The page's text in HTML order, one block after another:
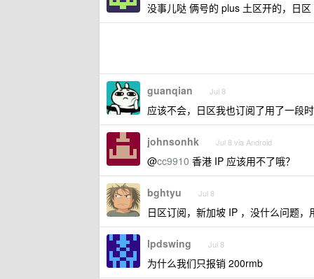
没事儿哒 俩号的 plus 土区开的，日
guanqian Jul 8
应该不会，日区我也订阅了用了一段时
johnsonhk Jul 8 via Android
@cc9910 香港 IP 应该用不了哦？
bghtyu Jul 8
日区订阅，新加坡 IP ，没什么问题，
lpdswing Jul 8
为什么我们只报销 200rmb